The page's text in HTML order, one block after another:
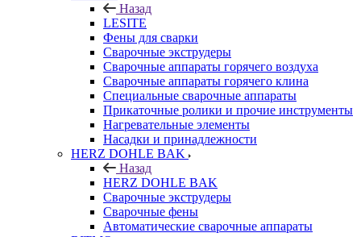
Назад
LESITE
Фены для сварки
Сварочные экструдеры
Сварочные аппараты горячего воздуха
Сварочные аппараты горячего клина
Специальные сварочные аппараты
Прикаточные ролики и прочие инструменты
Нагревательные элементы
Насадки и принадлежности
HERZ DOHLE BAK
Назад
HERZ DOHLE BAK
Сварочные экструдеры
Сварочные фены
Автоматические сварочные аппараты